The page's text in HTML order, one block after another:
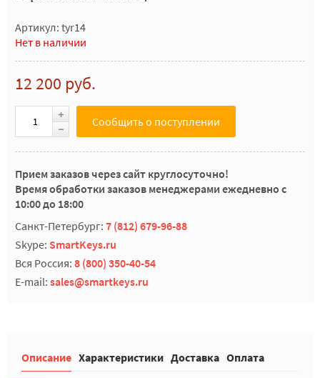
Артикул: tyr14
Нет в наличии
12 200 руб.
Сообщить о поступлении
Прием заказов через сайт круглосуточно!
Время обработки заказов менеджерами ежедневно с
10:00 до 18:00
Санкт-Петербург: 7 (812) 679-96-88
Skype: SmartKeys.ru
Вся Россия: 8 (800) 350-40-54
E-mail: sales@smartkeys.ru
Описание Характеристики Доставка Оплата